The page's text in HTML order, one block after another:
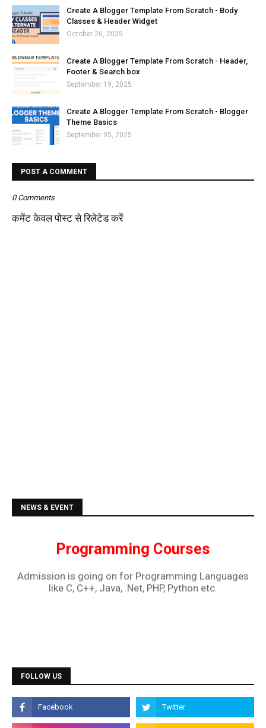
Create A Blogger Template From Scratch - Body
Classes & Header Widget
October 26, 2025
Create A Blogger Template From Scratch - Header,
Footer & Search box
September 19, 2025
Create A Blogger Template From Scratch - Blogger
Theme Basics
September 05, 2025
POST A COMMENT
0 Comments
कमेंट केवल पोस्ट से रिलेटेड करें
NEWS & EVENTProgramming Courses
like C, C++, Java, .Net, PHP, Python etc.
FOLLOW US